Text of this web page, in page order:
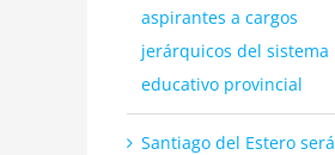
aspirantes a cargos
jerárquicos del sistema
educativo provincial
Santiago del Estero será